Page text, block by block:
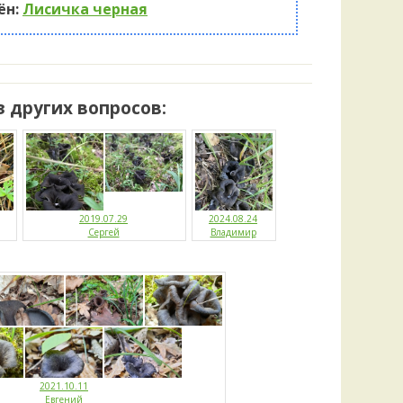
Лисичка черная
вопросов:
2019.07.29
Сергей
2024.08.24
Владимир
2021.10.11
Евгений